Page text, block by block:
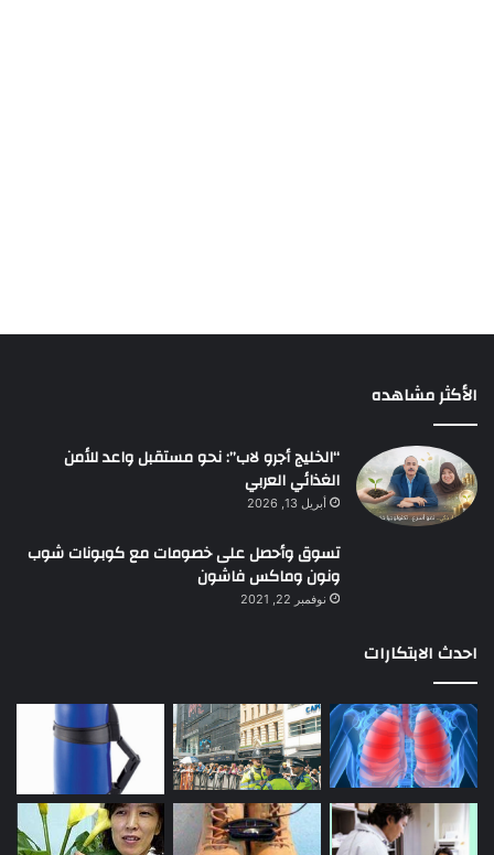
الأكثر مشاهده
“الخليج أجرو لاب”: نحو مستقبل واعد للأمن
الغذائي العربي
أبريل 13, 2026
تسوق وأحصل على خصومات مع كوبونات شوب
ونون وماكس فاشون
نوفمبر 22, 2021
احدث الابتكارات